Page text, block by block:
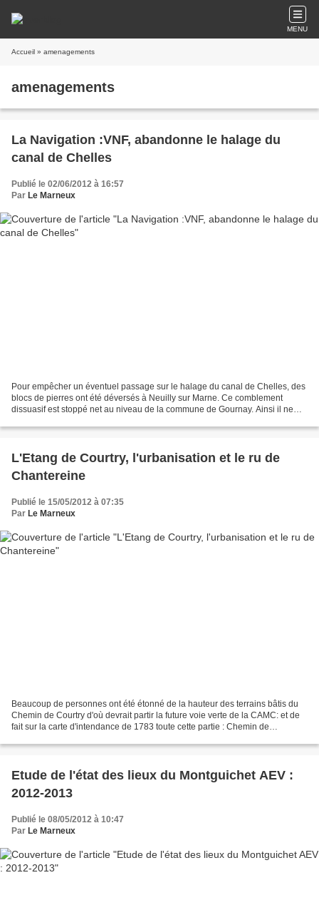
MENU
Accueil » amenagements
amenagements
La Navigation :VNF, abandonne le halage du
canal de Chelles
Publié le 02/06/2012 à 16:57
Par Le Marneux
Pour empêcher un éventuel passage sur le halage du canal de Chelles, des
blocs de pierres ont été déversés à Neuilly sur Marne. Ce comblement
dissuasif est stoppé net au niveau de la commune de Gournay. Ainsi il ne
L'Etang de Courtry, l'urbanisation et le ru de
Chantereine
Publié le 15/05/2012 à 07:35
Par Le Marneux
Beaucoup de personnes ont été étonné de la hauteur des terrains bâtis du
Chemin de Courtry d'où devrait partir la future voie verte de la CAMC: et de
fait sur la carte d'intendance de 1783 toute cette partie : Chemin de
Etude de l'état des lieux du Montguichet AEV :
2012-2013
Publié le 08/05/2012 à 10:47
Par Le Marneux